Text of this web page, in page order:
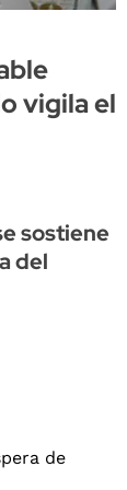
vigila el
sostiene
del